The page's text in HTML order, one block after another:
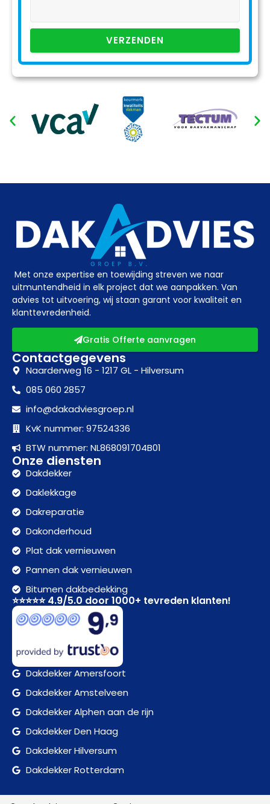
VERZENDEN
Met onze expertise en toewijding streven we naar
uitmuntendheid in elk project dat we aanpakken. Van
advies tot uitvoering, wij staan garant voor kwaliteit en
klanttevredenheid.
Gratis Offerte aanvragen
Contactgegevens
Naarderweg 16 - 1217 GL - Hilversum
085 060 2857
info@dakadviesgroep.nl
KvK nummer: 97524336
BTW nummer: NL868091704B01
Onze diensten
Dakdekker
Daklekkage
Dakreparatie
Dakonderhoud
Plat dak vernieuwen
Pannen dak vernieuwen
Bitumen dakbedekking
⭐⭐⭐⭐⭐ 4.9/5.0 door 1000+ tevreden klanten!
Dakdekker Amersfoort
Dakdekker Amstelveen
Dakdekker Alphen aan de rijn
Dakdekker Den Haag
Dakdekker Hilversum
Dakdekker Rotterdam